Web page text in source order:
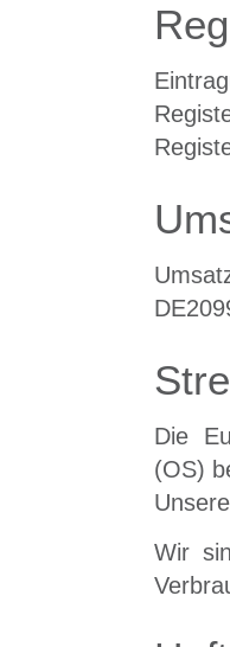
Die
(OS)
Wir